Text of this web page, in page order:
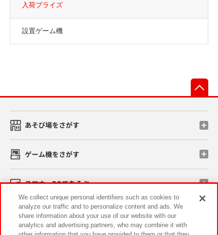
入荷プライズ
設置ゲーム機
あそび場をさがす
ゲーム機をさがす
スマホ・PCであそぶ
イベント・キャンペーン
We collect unique personal identifiers such as cookies to
analyze our traffic and to personalize content and ads. We
share information about your use of our website with our
analytics and advertising partners, who may combine it with